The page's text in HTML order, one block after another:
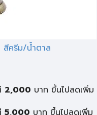
สีครีม/น้ำตาล
2,000 บาท ขึ้นไปลดเพิ่ม
5,000 บาท ขึ้นไปลดเพิ่ม